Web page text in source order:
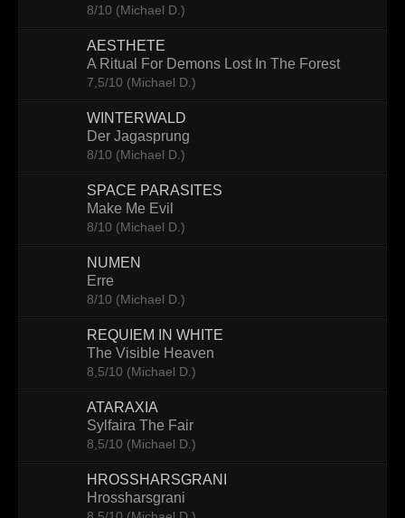
8/10 (Michael D.)
AESTHETE
A Ritual For Demons Lost In The Forest
7,5/10 (Michael D.)
WINTERWALD
Der Jagasprung
8/10 (Michael D.)
SPACE PARASITES
Make Me Evil
8/10 (Michael D.)
NUMEN
Erre
8/10 (Michael D.)
REQUIEM IN WHITE
The Visible Heaven
8,5/10 (Michael D.)
ATARAXIA
Sylfaira The Fair
8,5/10 (Michael D.)
HROSSHARSGRANI
Hrossharsgrani